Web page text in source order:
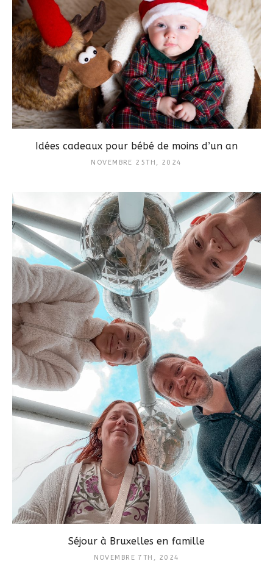
Idées cadeaux pour bébé de moins d’un an
NOVEMBRE 25TH, 2024
Séjour à Bruxelles en famille
NOVEMBRE 7TH, 2024